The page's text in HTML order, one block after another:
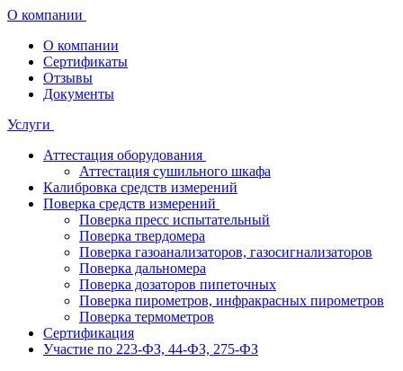
О компании
О компании
Сертификаты
Отзывы
Документы
Услуги
Аттестация оборудования
Аттестация сушильного шкафа
Калибровка средств измерений
Поверка средств измерений
Поверка пресс испытательный
Поверка твердомера
Поверка газоанализаторов, газосигнализаторов
Поверка дальномера
Поверка дозаторов пипеточных
Поверка пирометров, инфракрасных пирометров
Поверка термометров
Сертификация
Участие по 223-ФЗ, 44-ФЗ, 275-ФЗ